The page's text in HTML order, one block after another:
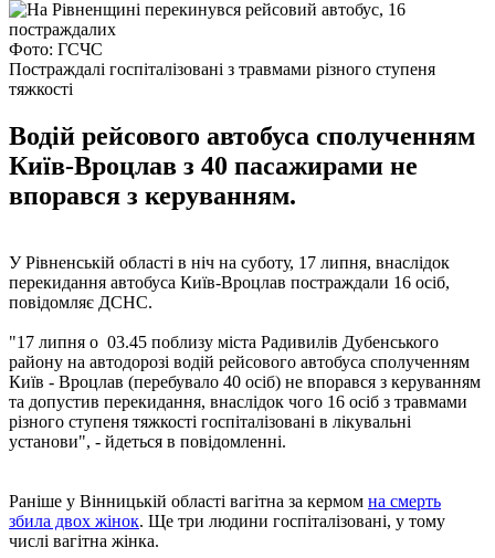
Фото: ГСЧС
Постраждалі госпіталізовані з травмами різного ступеня
тяжкості
Водій рейсового автобуса сполученням
Київ-Вроцлав з 40 пасажирами не
впорався з керуванням.
У Рівненській області в ніч на суботу, 17 липня, внаслідок
перекидання автобуса Київ-Вроцлав постраждали 16 осіб,
повідомляє ДСНС.
"17 липня о 03.45 поблизу міста Радивилів Дубенського
району на автодорозі водій рейсового автобуса сполученням
Київ - Вроцлав (перебувало 40 осіб) не впорався з керуванням
та допустив перекидання, внаслідок чого 16 осіб з травмами
різного ступеня тяжкості госпіталізовані в лікувальні
установи", - йдеться в повідомленні.
Раніше у Вінницькій області вагітна за кермом на смерть
збила двох жінок. Ще три людини госпіталізовані, у тому
числі вагітна жінка.